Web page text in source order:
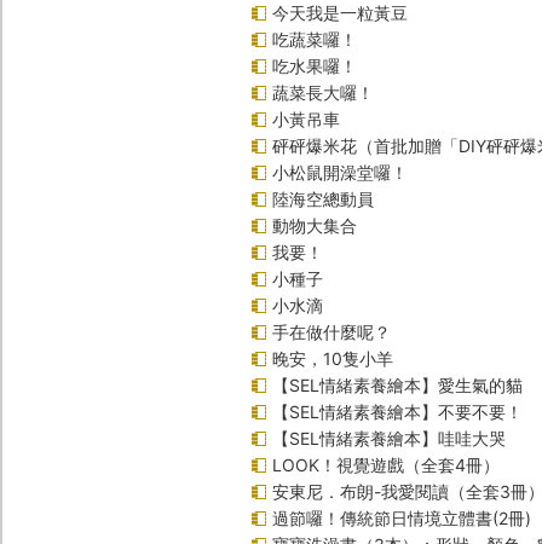
今天我是一粒黃豆
吃蔬菜囉！
吃水果囉！
蔬菜長大囉！
小黃吊車
砰砰爆米花（首批加贈「DIY砰砰
小松鼠開澡堂囉！
陸海空總動員
動物大集合
我要！
小種子
小水滴
手在做什麼呢？
晚安，10隻小羊
【SEL情緒素養繪本】愛生氣的貓
【SEL情緒素養繪本】不要不要！
【SEL情緒素養繪本】哇哇大哭
LOOK！視覺遊戲（全套4冊）
安東尼．布朗-我愛閱讀（全套3冊
過節囉！傳統節日情境立體書(2冊)